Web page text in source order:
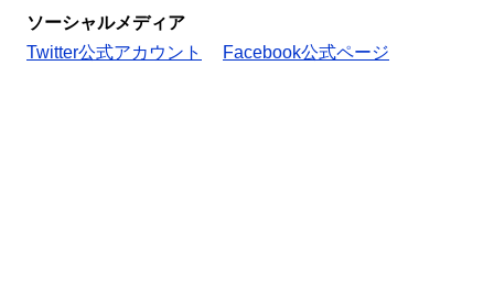
ソーシャルメディア
Twitter公式アカウント
Facebook公式ページ